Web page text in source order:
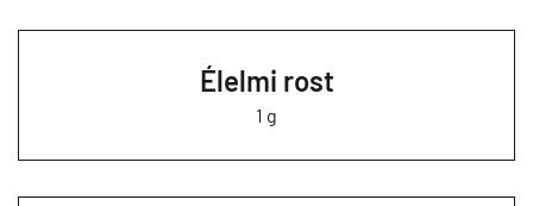
Élelmi rost
1 g